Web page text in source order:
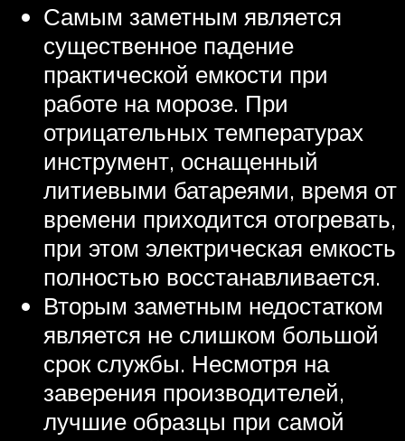
Самым заметным является
существенное падение
практической емкости при
работе на морозе. При
отрицательных температурах
инструмент, оснащенный
литиевыми батареями, время от
времени приходится отогревать,
при этом электрическая емкость
полностью восстанавливается.
Вторым заметным недостатком
является не слишком большой
срок службы. Несмотря на
заверения производителей,
лучшие образцы при самой